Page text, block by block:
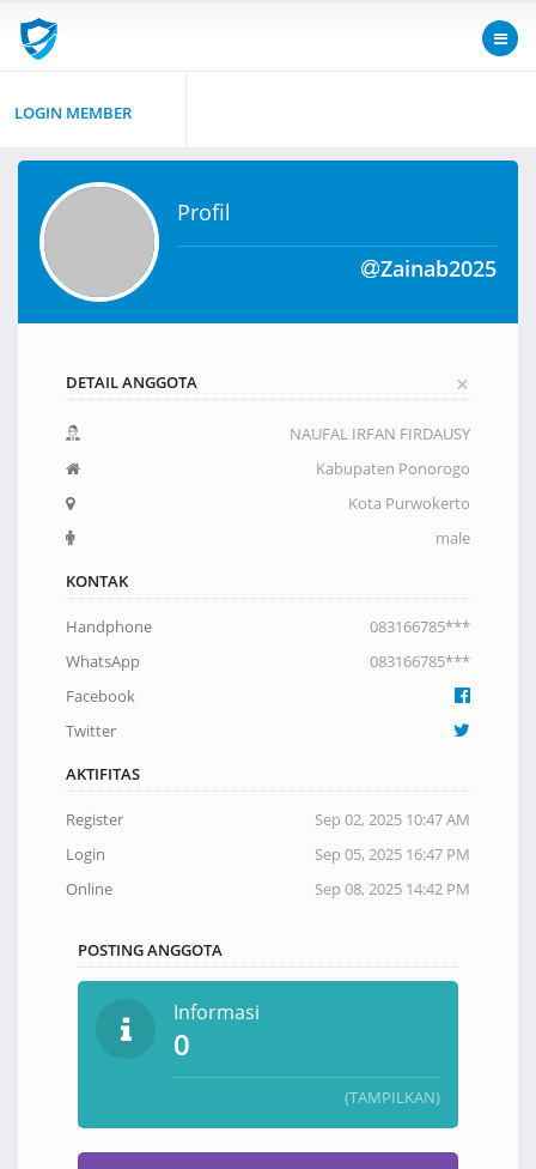
LOGIN MEMBER
Profil
Zainab2025
DETAIL ANGGOTA +
NAUFAL IRFAN FIRDAUSY
Kabupaten Ponorogo
Kota Purwokerto
male
KONTAK
Handphone
083166785***
WhatsApp
083166785***
Facebook
Twitter
AKTIFITAS
Register
Sep 02, 2025 10:47 AM
Login
Sep 05, 2025 16:47 PM
Online
Sep 08, 2025 14:42 PM
POSTING ANGGOTA
Informasi
0
(TAMPILKAN)